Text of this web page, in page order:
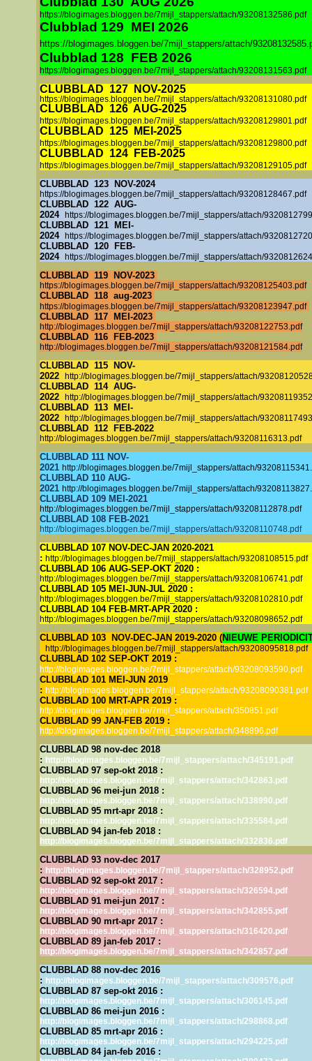
https://blogimages.bloggen.be/7mijl_stappers/attach/93208132586.pdf
Clubblad 129 MEI 2026
https://blogimages.bloggen.be/7mijl_stappers/attach/
Clubblad 128 FEB 2026
https://blogimages.bloggen.be/7mijl_stappers/attach/93208131563.pdf
CLUBBLAD 127 NOV-2025
https://blogimages.bloggen.be/7mijl_stappers/attach/93208131080.pdf
CLUBBLAD 126 AUG-2025
https://blogimages.bloggen.be/7mijl_stappers/attach/93208129801.pdf
CLUBBLAD 125 MEI-2025
https://blogimages.bloggen.be/7mijl_stappers/attach/93208129800.pdf
CLUBBLAD 124 FEB-2025
https://blogimages.bloggen.be/7mijl_stappers/attach/93208129105.pdf
CLUBBLAD 123 NOV-2024
https://blogimages.bloggen.be/7mijl_stappers/attach/93208128467.pdf
CLUBBLAD 122 AUG-
2024 https://blogimages.bloggen.be/7mijl_stappers/attach/
CLUBBLAD 121 MEI-
2024 https://blogimages.bloggen.be/7mijl_stappers/attach/
CLUBBLAD 120 FEB-
2024 https://blogimages.bloggen.be/7mijl_stappers/attach/
CLUBBLAD 119 NOV-2023
https://blogimages.bloggen.be/7mijl_stappers/attach/93208125403.pdf
CLUBBLAD 118 aug-2023
https://blogimages.bloggen.be/7mijl_stappers/attach/93208123947.pdf
CLUBBLAD 117 MEI-2023
http://blogimages.bloggen.be/7mijl_stappers/attach/93208122753.pdf
CLUBBLAD 116 FEB-2023
http://blogimages.bloggen.be/7mijl_stappers/attach/93208121584.pdf
CLUBBLAD 115 NOV-
2022 http://blogimages.bloggen.be/7mijl_stappers/attach/
CLUBBLAD 114 AUG-
2022 http://blogimages.bloggen.be/7mijl_stappers/attach/
CLUBBLAD 113 MEI-
2022 http://blogimages.bloggen.be/7mijl_stappers/attach/
CLUBBLAD 112 FEB-2022
http://blogimages.bloggen.be/7mijl_stappers/attach/93208116313.pdf
CLUBBLAD 111 NOV-
2021 http://blogimages.bloggen.be/7mijl_stappers/attach/
CLUBBLAD 110 AUG-
2021 http://blogimages.bloggen.be/7mijl_stappers/attach/
CLUBBLAD 109 MEI-2021
http://blogimages.bloggen.be/7mijl_stappers/attach/93208112878.pdf
CLUBBLAD 108 FEB-2021
http://blogimages.bloggen.be/7mijl_stappers/attach/93208110748.pdf
CLUBBLAD 107 NOV-DEC-JAN 2020-2021
: http://blogimages.bloggen.be/7mijl_stappers/attach/93208108515.pdf
CLUBBLAD 106 AUG-SEP-OKT 2020 :
http://blogimages.bloggen.be/7mijl_stappers/attach/93208106741.pdf
CLUBBLAD 105 MEI-JUN-JUL 2020 :
http://blogimages.bloggen.be/7mijl_stappers/attach/93208102810.pdf
CLUBBLAD 104 FEB-MRT-APR 2020 :
http://blogimages.bloggen.be/7mijl_stappers/attach/93208098652.pdf
CLUBBLAD 103 NOV-DEC-JAN 2019-2020 (NIEUWE
http://blogimages.bloggen.be/7mijl_stappers/attach/93208095818.pdf
CLUBBLAD 102 SEP-OKT 2019 :
http://blogimages.bloggen.be/7mijl_stappers/attach/93208093590.pdf
CLUBBLAD 101 MEI-JUN 2019
: http://blogimages.bloggen.be/7mijl_stappers/attach/93208090381.pdf
CLUBBLAD 100 MRT-APR 2019 :
http://blogimages.bloggen.be/7mijl_stappers/attach/350851.pdf
CLUBBLAD 99 JAN-FEB 2019 :
http://blogimages.bloggen.be/7mijl_stappers/attach/348896.pdf
CLUBBLAD 98 nov-dec 2018
: http://blogimages.bloggen.be/7mijl_stappers/attach/345191.pdf
CLUBBLAD 97 sep-okt 2018 :
http://blogimages.bloggen.be/7mijl_stappers/attach/342863.pdf
CLUBBLAD 96 mei-jun 2018 :
http://blogimages.bloggen.be/7mijl_stappers/attach/338990.pdf
CLUBBLAD 95 mrt-apr 2018 :
http://blogimages.bloggen.be/7mijl_stappers/attach/335584.pdf
CLUBBLAD 94 jan-feb 2018 :
http://blogimages.bloggen.be/7mijl_stappers/attach/332836.pdf
CLUBBLAD 93 nov-dec 2017
: http://blogimages.bloggen.be/7mijl_stappers/attach/328952.pdf
CLUBBLAD 92 sep-okt 2017 :
http://blogimages.bloggen.be/7mijl_stappers/attach/326594.pdf
CLUBBLAD 91 mei-jun 2017 :
http://blogimages.bloggen.be/7mijl_stappers/attach/342855.pdf
CLUBBLAD 90 mrt-apr 2017 :
http://blogimages.bloggen.be/7mijl_stappers/attach/316420.pdf
CLUBBLAD 89 jan-feb 2017 :
http://blogimages.bloggen.be/7mijl_stappers/attach/342857.pdf
CLUBBLAD 88 nov-dec 2016
: http://blogimages.bloggen.be/7mijl_stappers/attach/309576.pdf
CLUBBLAD 87 sep-okt 2016 :
http://blogimages.bloggen.be/7mijl_stappers/attach/306145.pdf
CLUBBLAD 86 mei-jun 2016 :
http://blogimages.bloggen.be/7mijl_stappers/attach/298868.pdf
CLUBBLAD 85 mrt-apr 2016 :
http://blogimages.bloggen.be/7mijl_stappers/attach/294225.pdf
CLUBBLAD 84 jan-feb 2016 :